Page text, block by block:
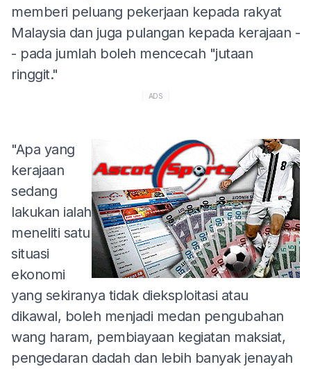
memberi peluang pekerjaan kepada rakyat
Malaysia dan juga pulangan kepada kerajaan -
- pada jumlah boleh mencecah "jutaan
ringgit."
ADS
"Apa yang
kerajaan
sedang
lakukan ialah
meneliti satu
situasi
ekonomi
yang sekiranya tidak dieksploitasi atau
dikawal, boleh menjadi medan pengubahan
wang haram, pembiayaan kegiatan maksiat,
pengedaran dadah dan lebih banyak jenayah